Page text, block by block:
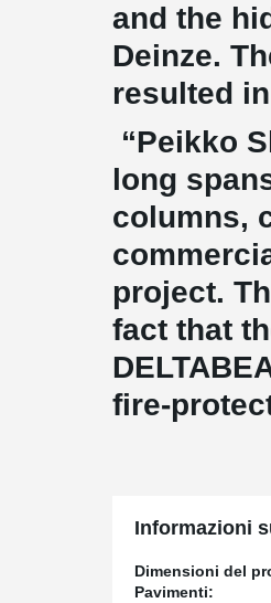
and the
Deinze.
resulted
“Peikko
long
columns,
project.
fact that
fire-
Informazioni
Dimensioni del
Pavimenti: